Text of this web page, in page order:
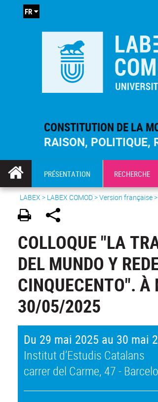
CONSTITUTION DE LA
RAISON, POLITIQUE,
FR
PRÉSENTATION RECHERCHE
LABEX > LABEX COMOD>Version française
COLLOQUE "LA
DEL MUNDO Y
CINQUECENTO".
30/05/2025
Du 29 mai 2025 au 30 mai
Institut d’Estudis Catalans
carrer del Carme, 47 -